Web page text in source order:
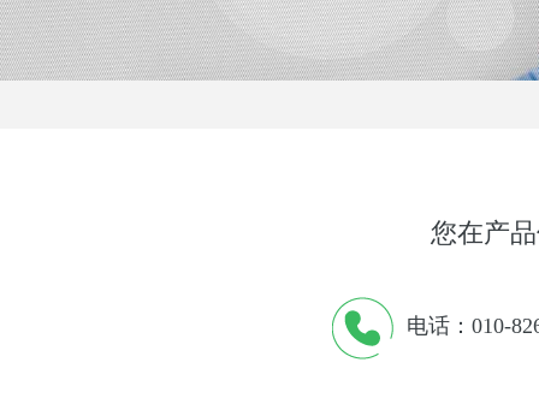
您在产
电话：010-